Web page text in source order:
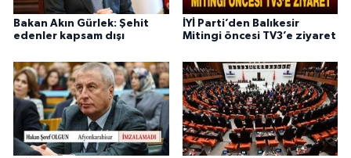
Bakan Akın Gürlek: Şehit
edenler kapsam dışı
İYİ Parti’den Balıkesir
Mitingi öncesi TV3’e ziyaret